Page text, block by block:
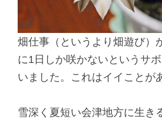
畑仕事（というより畑遊び）
に1日しか咲かないというサ
いました。これはイイことが
雪深く夏短い会津地方に生き